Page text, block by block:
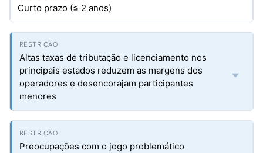
Curto prazo (≤ 2 anos)
Altas taxas de tributação e licenciamento nos
principais estados reduzem as margens dos
operadores e desencorajam participantes
menores
Preocupações com o jogo problemático